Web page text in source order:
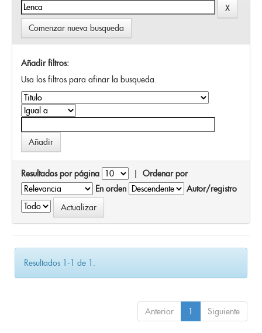
Comenzar nueva busqueda
Añadir filtros:
Usa los filtros para afinar la busqueda.
Resultados por página | Ordenar por
En orden
Autor/registro
Resultados 1-1 de 1.
Anterior 1 Siguiente